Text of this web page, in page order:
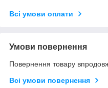
Всі умови оплати
Умови повернення
Повернення товару
Всі умови повернення